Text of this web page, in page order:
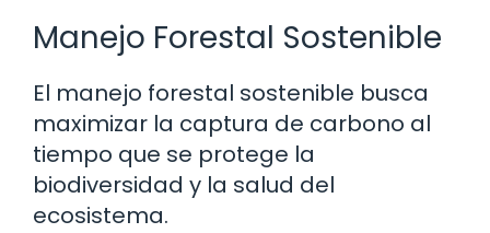
Manejo Forestal Sostenible
El manejo forestal sostenible busca
maximizar la captura de carbono al
tiempo que se protege la
biodiversidad y la salud del
ecosistema.